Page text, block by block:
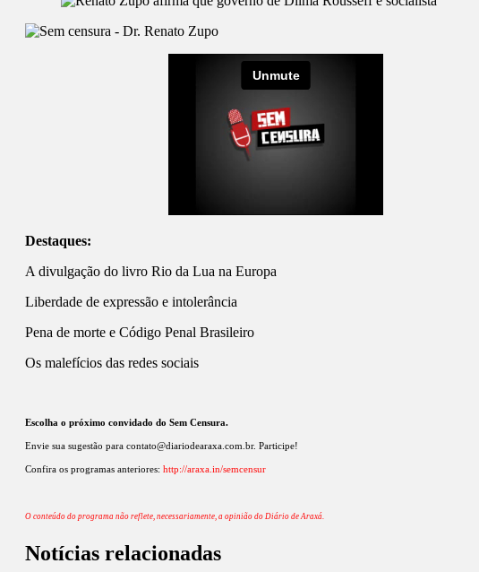
Destaques:
A divulgação do livro Rio da Lua na Europa
Liberdade de expressão e intolerância
Pena de morte e Código Penal Brasileiro
Os malefícios das redes sociais
Escolha o próximo convidado do Sem Censura.
Envie sua sugestão para contato@diariodearaxa.com.br. Participe!
Confira os programas anteriores: http://araxa.in/semcensur
O conteúdo do programa não reflete, necessariamente, a opinião do Diário de Araxá.
Notícias relacionadas